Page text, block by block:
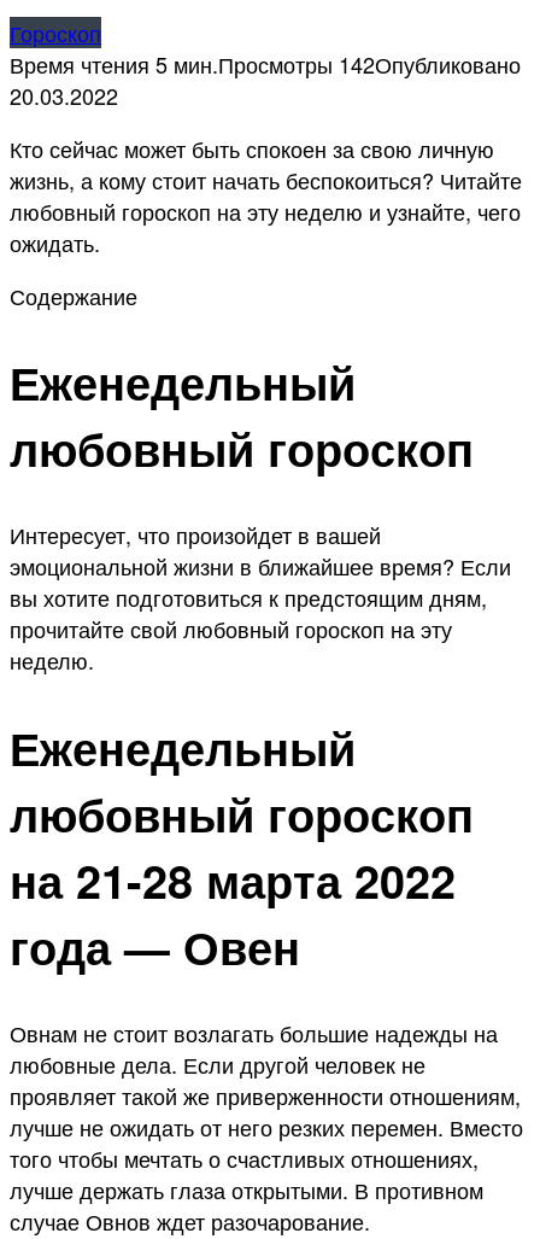
Гороскоп
Время чтения 5 мин.Просмотры 142Опубликовано
20.03.2022
Кто сейчас может быть спокоен за свою личную
жизнь, а кому стоит начать беспокоиться? Читайте
любовный гороскоп на эту неделю и узнайте, чего
ожидать.
Содержание
Еженедельный
любовный гороскоп
Интересует, что произойдет в вашей
эмоциональной жизни в ближайшее время? Если
вы хотите подготовиться к предстоящим дням,
прочитайте свой любовный гороскоп на эту
неделю.
Еженедельный
любовный гороскоп
на 21-28 марта 2022
года — Овен
Овнам не стоит возлагать большие надежды на
любовные дела. Если другой человек не
проявляет такой же приверженности отношениям,
лучше не ожидать от него резких перемен. Вместо
того чтобы мечтать о счастливых отношениях,
лучше держать глаза открытыми. В противном
случае Овнов ждет разочарование.